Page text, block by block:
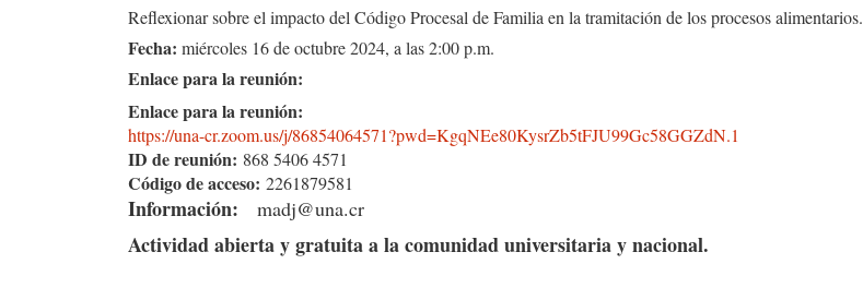
Reflexionar sobre el impacto del Código Procesal de Familia en la tramitación de los procesos alimentarios.
Fecha: miércoles 16 de octubre 2024, a las 2:00 p.m.
Enlace para la reunión:
Enlace para la reunión:
https://una-cr.zoom.us/j/86854064571?pwd=KgqNEe80KysrZb5tFJU99Gc58GGZdN.1
ID de reunión: 868 5406 4571
Código de acceso: 2261879581
Información: madj@una.cr
Actividad abierta y gratuita a la comunidad universitaria y nacional.